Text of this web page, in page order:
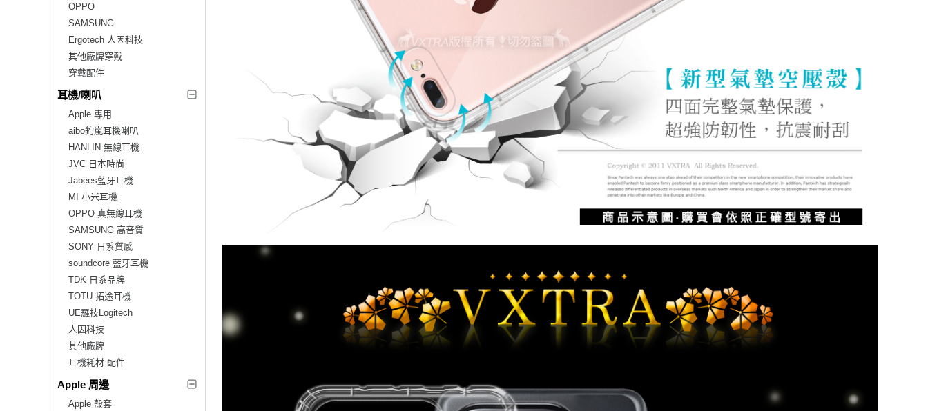
OPPO
SAMSUNG
Ergotech 人因科技
其他廠牌穿戴
穿戴配件
耳機/喇叭
Apple 專用
aibo鈞嵐耳機喇叭
HANLIN 無線耳機
JVC 日本時尚
Jabees藍牙耳機
MI 小米耳機
OPPO 真無線耳機
SAMSUNG 高音質
SONY 日系質感
soundcore 藍牙耳機
TDK 日系品牌
TOTU 拓途耳機
UE羅技Logitech
人因科技
其他廠牌
耳機耗材.配件
Apple 周邊
Apple 殼套